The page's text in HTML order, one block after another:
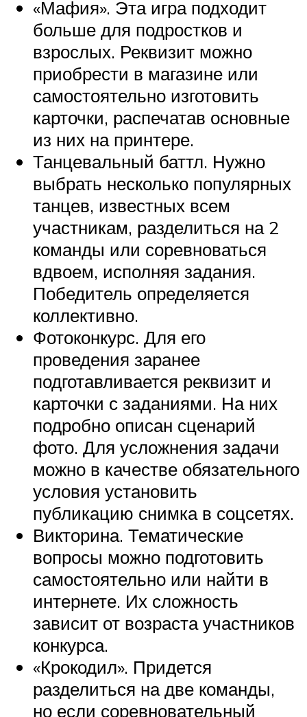
«Мафия». Эта игра подходит
больше для подростков и
взрослых. Реквизит можно
приобрести в магазине или
самостоятельно изготовить
карточки, распечатав основные
из них на принтере.
Танцевальный баттл. Нужно
выбрать несколько популярных
танцев, известных всем
участникам, разделиться на 2
команды или соревноваться
вдвоем, исполняя задания.
Победитель определяется
коллективно.
Фотоконкурс. Для его
проведения заранее
подготавливается реквизит и
карточки с заданиями. На них
подробно описан сценарий
фото. Для усложнения задачи
можно в качестве обязательного
условия установить
публикацию снимка в соцсетях.
Викторина. Тематические
вопросы можно подготовить
самостоятельно или найти в
интернете. Их сложность
зависит от возраста участников
конкурса.
«Крокодил». Придется
разделиться на две команды,
но если соревновательный